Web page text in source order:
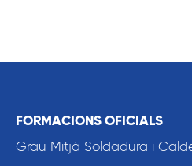
FORMACIONS OFICIALS
Grau Mitjà Soldadura i